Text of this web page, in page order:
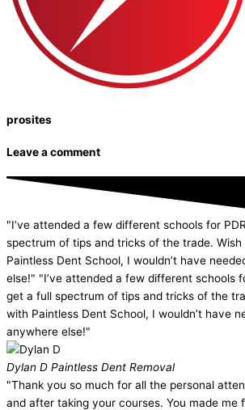
prosites
Leave a comment
"I’ve attended a few different schools for
spectrum of tips and tricks of the trade.
Paintless Dent School, I wouldn’t have
else!" "I’ve attended a few different schools
get a full spectrum of tips and tricks of the
with Paintless Dent School, I wouldn’t have
anywhere else!"
Dylan D Paintless Dent Removal
"Thank you so much for all the personal
and after taking your courses. You made me